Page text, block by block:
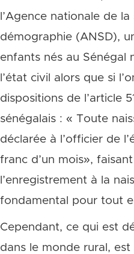
l’Agence nationale de
démographie (ANSD),
enfants nés au Sénégal
l’état civil alors que si
dispositions de l’article
sénégalais : « Toute
déclarée à l’officier de
franc d’un mois»,
l’enregistrement à la
fondamental pour tout
Cependant, ce qui est
dans le monde rural, est